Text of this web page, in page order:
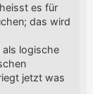
es für
das wird
als logische
jetzt was